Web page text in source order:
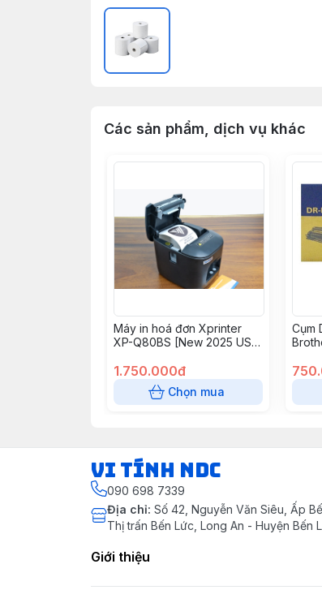
Các sản phẩm, dịch vụ khác
Máy in hoá đơn Xprinter
XP-Q80BS [New 2025 USB
1.750.000đ
Chọn mua
Cụm
VI TÍNH NDC
090 698 7339
Địa chỉ: Số 42, Nguyễn Văn Siêu, Ấp
Thị trấn Bến Lức, Long An - Huyện Bến
Giới thiệu